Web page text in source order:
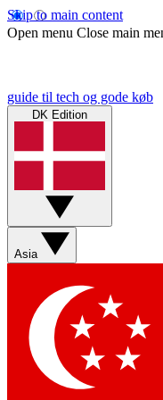
Skip to main content
Open menu Close main
guide til tech og gode køb
DK Edition
Asia